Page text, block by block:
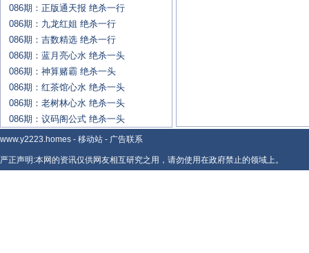
086期：正版通天报 绝杀一行
086期：九龙红姐 绝杀一行
086期：吉数精选 绝杀一行
086期：蓝月亮心水 绝杀一头
086期：神算赌霸 绝杀一头
086期：红茶馆心水 绝杀一头
086期：老树林心水 绝杀一头
086期：议码阁公式 绝杀一头
www.y2223.homes - 移动站 - 广告联系
严正声明:本网的资讯仅供网友相互研究之用，请勿使用在政府禁止的领域上。